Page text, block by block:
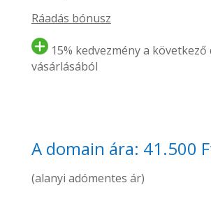
Ráadás bónusz
15% kedvezmény a következő
vásárlásából
A domain ára: 41.500
(alanyi adómentes ár)